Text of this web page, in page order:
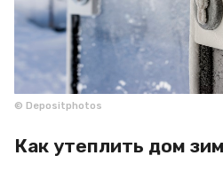
© Depositphotos
Как утеплить дом